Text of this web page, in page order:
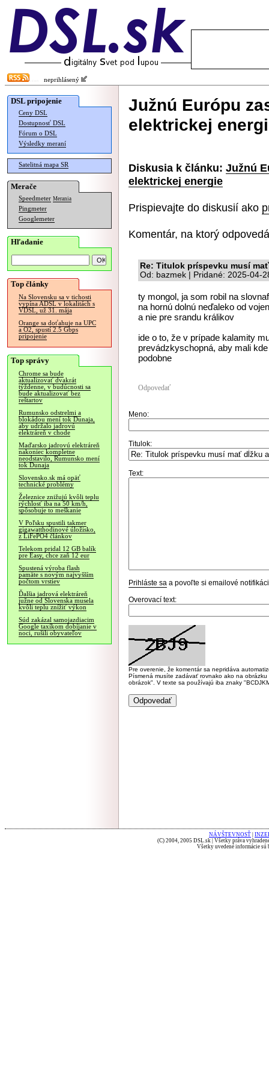
neprihlásený
DSL pripojenie
Ceny DSL
Dostupnosť DSL
Fórum o DSL
Výsledky meraní
Satelitná mapa SR
Merače
Speedmeter Merania
Pingmeter
Googlemeter
Hľadanie
Top články
Na Slovensku sa v tichosti
vypína ADSL v lokalitách s
VDSL, už 31. mája
Orange sa doťahuje na UPC
a O2, spustí 2.5 Gbps
pripojenie
Top správy
Chrome sa bude
aktualizovať dvakrát
týždenne, v budúcnosti sa
bude aktualizovať bez
reštartov
Rumunsko odstrelmi a
blokádou mení tok Dunaja,
aby udržalo jadrovú
elektráreň v chode
Maďarsko jadrovú elektráreň
nakoniec kompletne
neodstavilo, Rumunsko mení
tok Dunaja
Slovensko.sk má opäť
technické problémy
Železnice znižujú kvôli teplu
rýchlosť iba na 50 km/h,
spôsobuje to meškanie
V Poľsku spustili takmer
gigawatthodinové úložisko,
z LiFePO4 článkov
Telekom pridal 12 GB balík
pre Easy, chce zaň 12 eur
Spustená výroba flash
pamäte s novým najvyšším
počtom vrstiev
Ďalšia jadrová elektráreň
južne od Slovenska musela
kvôli teplu znížiť výkon
Súd zakázal samojazdiacim
Google taxíkom dobíjanie v
noci, rušili obyvateľov
Južnú Európu
elektrickej
Diskusia k článku: Južnú
elektrickej energie
Prispievajte do diskusií ako
Komentár, na ktorý
Re: Titulok príspevku musí
Od: bazmek | Pridané: 2025-04-
ty mongol, ja som robil na
na hornú dolnú neďaleko od
a nie pre srandu králikov
ide o to, že v prípade kalamity
prevádzkyschopná, aby mali
podobne
Odpovedať
Meno:
Titulok:
Text:
Prihláste sa a povoľte si emailové
Overovací text:
Pre overenie, že komentár sa nepridáva
Písmená musíte zadávať rovnako ako na
obrázok". V texte sa používajú iba znaky
NÁVŠTEVNOSŤ
(C) 2004, 2005 DSL.sk | Všetky práva
Všetky uvedené informácie sú